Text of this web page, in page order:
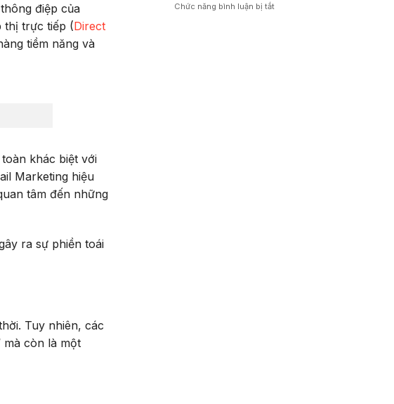
điệp của
thị trực tiếp (Direct
tiềm năng và
khác biệt với
Marketing hiệu
tâm đến những
ra sự phiền toái
Tuy nhiên, các
mà còn là một
lệ
&
Chức năng bình luận bị tắtở